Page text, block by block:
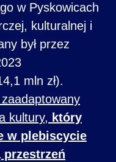
w Pyskowicach
kulturalnej i
był przez
mln zł).
kultury, który
w plebiscycie
przestrzeń